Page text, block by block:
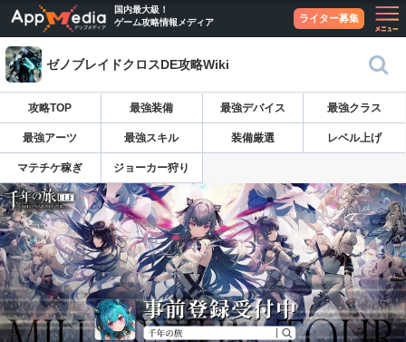
国内最大級！
ゲーム攻略情報メディア
ライター募集
ゼノブレイドクロスDE攻略Wiki
攻略TOP 最強装備 最強デバイス 最強クラス
最強アーツ 最強スキル 装備厳選 レベル上げ
マテチケ稼ぎ ジョーカー狩り